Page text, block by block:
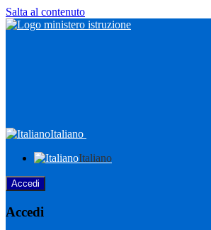
Salta al contenuto
Italiano
Italiano
Accedi
Accedi